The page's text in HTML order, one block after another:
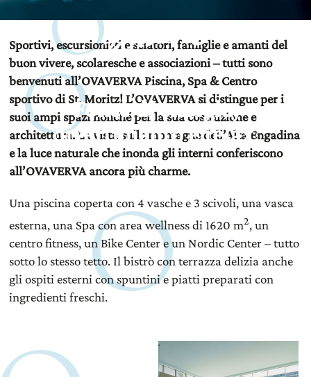
Fonte di energia,
divertimento e relax.
Sportivi, escursionisti e sciatori, famiglie e amanti del
buon vivere, scolaresche e associazioni – tutti sono
benvenuti all’OVAVERVA Piscina, Spa & Centro
sportivo di St. Moritz! L’OVAVERVA si distingue per i
suoi ampi spazi nonché per la sua costruzione e
architettura. La vista sulle montagne dell’Alta Engadina
e la luce naturale che inonda gli interniconferiscono
all’OVAVERVA ancora più charme.
Una piscina coperta con 4 vasche e 3 scivoli, una vasca
esterna, una Spa con area wellness di 1620 m2, un
centro fitness, un Bike Center e un Nordic Center – tutto
sotto lo stesso tetto. Il bistrò con terrazza delizia anche
gli ospiti esterni con spuntini e piatti preparati con
ingredienti freschi.